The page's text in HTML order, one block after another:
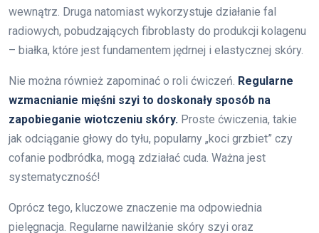
wewnątrz. Druga natomiast wykorzystuje działanie fal
radiowych, pobudzających fibroblasty do produkcji kolagenu
– białka, które jest fundamentem jędrnej i elastycznej skóry.
Nie można również zapominać o roli ćwiczeń. Regularne
wzmacnianie mięśni szyi to doskonały sposób na
zapobieganie wiotczeniu skóry. Proste ćwiczenia, takie
jak odciąganie głowy do tyłu, popularny „koci grzbiet” czy
cofanie podbródka, mogą zdziałać cuda. Ważna jest
systematyczność!
Oprócz tego, kluczowe znaczenie ma odpowiednia
pielęgnacja. Regularne nawilżanie skóry szyi oraz